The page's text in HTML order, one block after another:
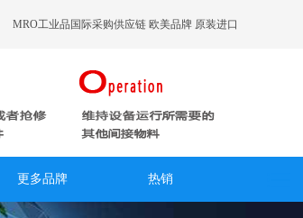
MRO工业品国际采购供应链 欧美品牌 原装进口
更多品牌 热销